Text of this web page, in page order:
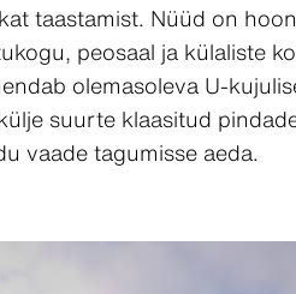
taastamist. Nüüd on
peosaal ja külaliste
olemasoleva U-
suurte klaasitud
vaade tagumisse aeda.